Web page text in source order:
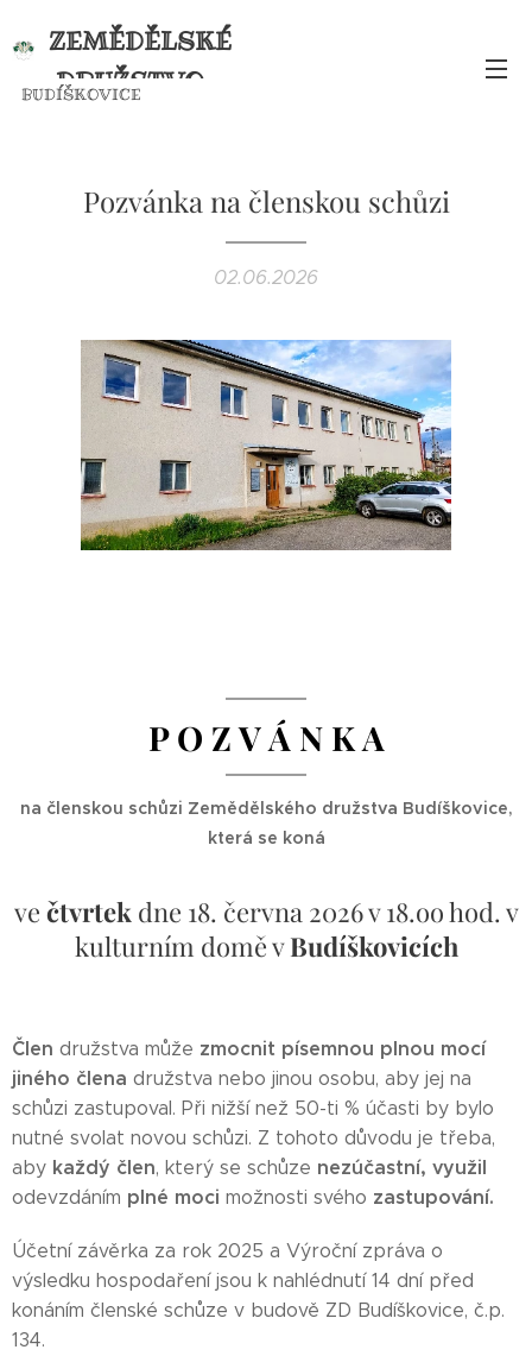
ZEMĚDĚLSKÉ
DRUŽSTVO
BUDÍŠKOVICE
Pozvánka na členskou schůzi
02.06.2026
P O Z V Á N K A
na členskou schůzi Zemědělského družstva Budíškovice,
která se koná
ve čtvrtek dne 18. června 2026 v 18.oo hod. v
kulturním domě vBudíškovicích
Člen družstva může zmocnit písemnou plnou mocí
jiného člena družstva nebo jinou osobu, aby jej na
schůzi zastupoval. Při nižší než 50-ti % účasti by bylo
nutné svolat novou schůzi. Z tohoto důvodu je třeba,
aby každý člen, který se schůze nezúčastní, využil
odevzdáním plné moci možnosti svého zastupování.
Účetní závěrka za rok 2025 a Výroční zpráva o
výsledku hospodaření jsou k nahlédnutí 14 dní před
konáním členské schůze v budově ZD Budíškovice, č.p.
134.